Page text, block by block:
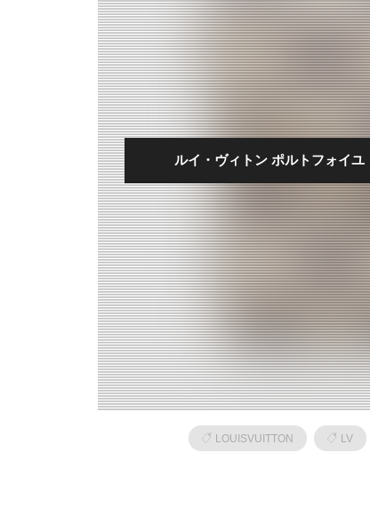
ルイ・ヴィトン ポルトフォイユ
LOUISVUITTON LV